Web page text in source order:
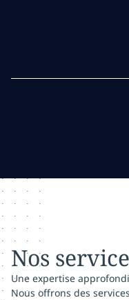
Nos
Une expertise
Nous offrons des